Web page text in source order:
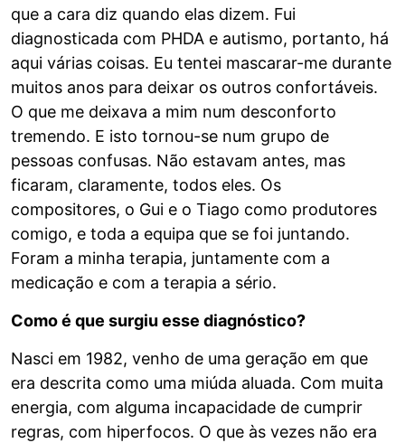
que a cara diz quando elas dizem. Fui
diagnosticada com PHDA e autismo, portanto, há
aqui várias coisas. Eu tentei mascarar-me durante
muitos anos para deixar os outros confortáveis.
O que me deixava a mim num desconforto
tremendo. E isto tornou-se num grupo de
pessoas confusas. Não estavam antes, mas
ficaram, claramente, todos eles. Os
compositores, o Gui e o Tiago como produtores
comigo, e toda a equipa que se foi juntando.
Foram a minha terapia, juntamente com a
medicação e com a terapia a sério.
Como é que surgiu esse diagnóstico?
Nasci em 1982, venho de uma geração em que
era descrita como uma miúda aluada. Com muita
energia, com alguma incapacidade de cumprir
regras, com hiperfocos. O que às vezes não era